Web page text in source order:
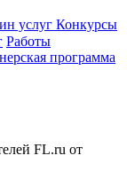
услуг Конкурсы
Работы
программа
FL.ru от